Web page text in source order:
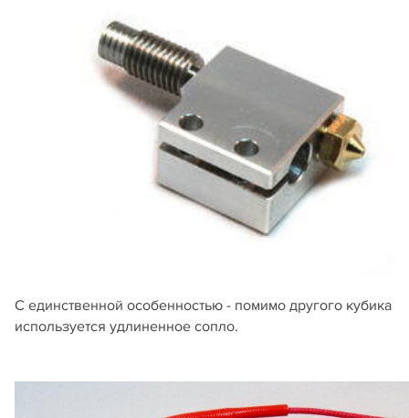
C единственной особенностью - помимо другого кубика
используется удлиненное сопло.